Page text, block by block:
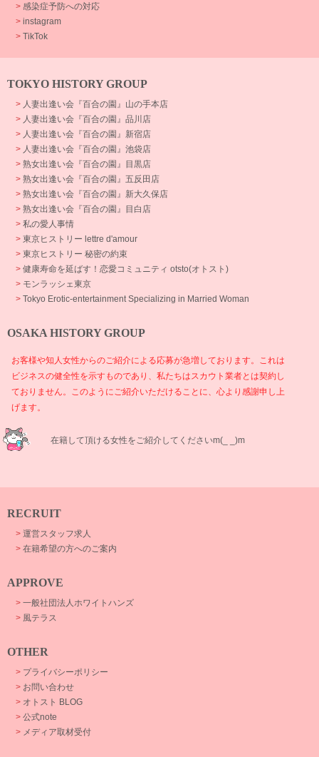
> 感染症予防への対応
> instagram
> TikTok
TOKYO HISTORY GROUP
> 人妻出逢い会『百合の園』山の手本店
> 人妻出逢い会『百合の園』品川店
> 人妻出逢い会『百合の園』新宿店
> 人妻出逢い会『百合の園』池袋店
> 熟女出逢い会『百合の園』目黒店
> 熟女出逢い会『百合の園』五反田店
> 熟女出逢い会『百合の園』新大久保店
> 熟女出逢い会『百合の園』目白店
> 私の愛人事情
> 東京ヒストリー lettre d'amour
> 東京ヒストリー 秘密の約束
> 健康寿命を延ばす！恋愛コミュニティ otsto(オトスト)
> モンラッシェ東京
> Tokyo Erotic-entertainment Specializing in Married Woman
OSAKA HISTORY GROUP
お客様や知人女性からのご紹介による応募が急増しております。これは
ビジネスの健全性を示すものであり、私たちはスカウト業者とは契約し
ておりません。このようにご紹介いただけることに、心より感謝申し上
げます。
在籍して頂ける女性をご紹介してくださいm(_ _)m
RECRUIT
> 運営スタッフ求人
> 在籍希望の方へのご案内
APPROVE
> 一般社団法人ホワイトハンズ
> 風テラス
OTHER
> プライバシーポリシー
> お問い合わせ
> オトスト BLOG
> 公式note
> メディア取材受付